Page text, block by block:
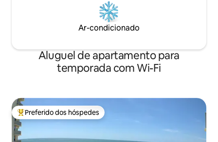
Ar-condicionado
Aluguel de apartamento para
temporada com Wi-Fi
Entre os melhores preferidos dos hóspedes
Preferido dos hóspedes